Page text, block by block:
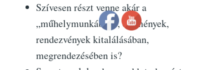
Szívesen részt venne akár a
„műhelymunkában”, események,
rendezvények kitalálásában,
megrendezésében is?